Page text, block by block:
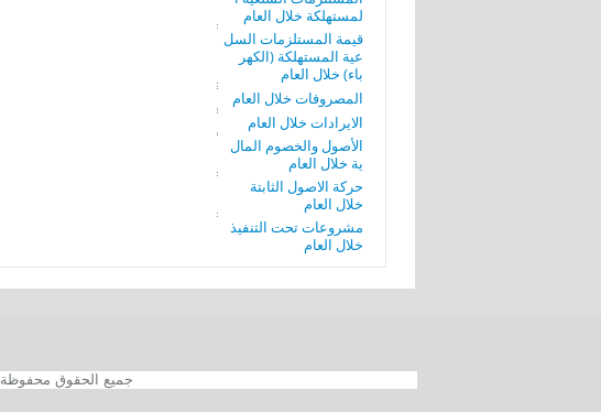
لمستهلكة خلال العام
قيمة المستلزمات السل
عية المستهلكة (الكهر
باء) خلال العام
المصروفات خلال العام
الايرادات خلال العام
الأصول والخصوم المال
ية خلال العام
حركة الاصول الثابتة
خلال العام
مشروعات تحت التنفيذ
خلال العام
جميع الحقوق محفوظة 2012. الجهاز المركزي للتعبئة العامة والإحصاءات. لمزيد من الاستفسارات الفنية بخصوص الصفحة الالكترونية